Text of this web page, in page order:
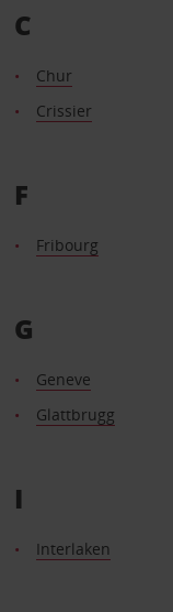
C
Chur
Crissier
F
Fribourg
G
Geneve
Glattbrugg
I
Interlaken